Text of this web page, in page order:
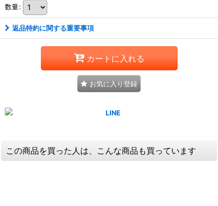
数量:
返品特約に関する重要事項
カートに入れる
お気に入り登録
この商品を買った人は、こんな商品も買っています